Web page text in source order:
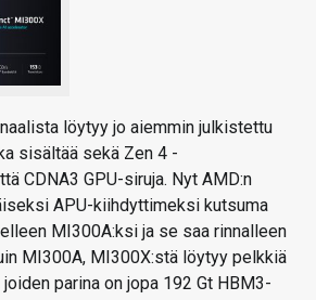
löytyy jo aiemmin julkistettu
sisältää sekä Zen 4 -
CDNA3 GPU-siruja. Nyt AMD:n
APU-kiihdyttimeksi kutsuma
MI300A:ksi ja se saa rinnalleen
MI300A, MI300X:stä löytyy pelkkiä
joiden parina on jopa 192 Gt HBM3-